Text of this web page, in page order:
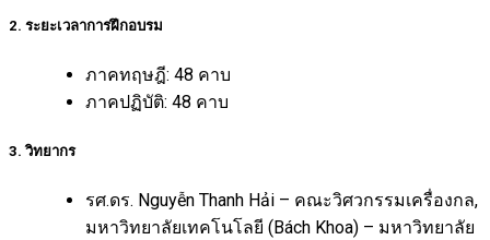
2. ระยะเวลาการฝึกอบรม
ภาคทฤษฎี: 48 คาบ
ภาคปฏิบัติ: 48 คาบ
3. วิทยากร
รศ.ดร. Nguyễn Thanh Hải – คณะวิศวกรรมเครื่องกล,
มหาวิทยาลัยเทคโนโลยี (Bách Khoa) – มหาวิทยาลัย